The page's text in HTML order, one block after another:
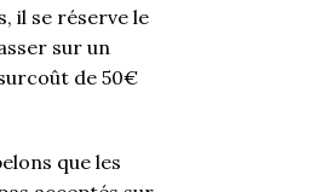
il se réserve le
sur un
de 50€
que les